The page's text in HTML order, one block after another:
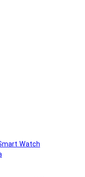
Watch